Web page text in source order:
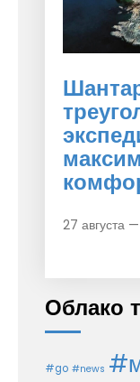
27 августа
Облако
#go #news